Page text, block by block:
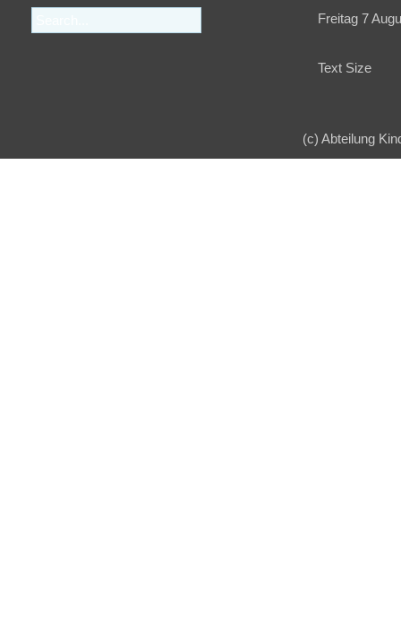
Freitag 7
Text Size
(c) Abteilung